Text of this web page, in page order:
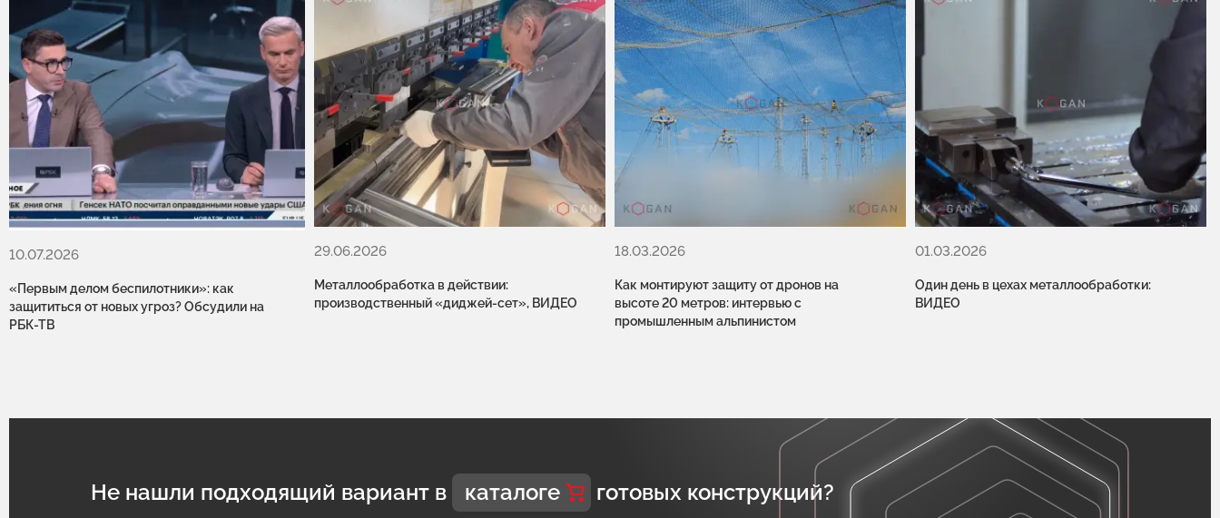
10.07.2026
«Первым делом беспилотники»: как
защититься от новых угроз? Обсудили на
РБК-ТВ
29.06.2026
Металлообработка в действии:
производственный «диджей-сет», ВИДЕО
18.03.2026
Как монтируют защиту от дронов на
высоте 20 метров: интервью с
промышленным альпинистом
01.03.2026
Один день в цехах металлообработки:
ВИДЕО
Не нашли подходящий вариант в каталоге
готовых конструкций?